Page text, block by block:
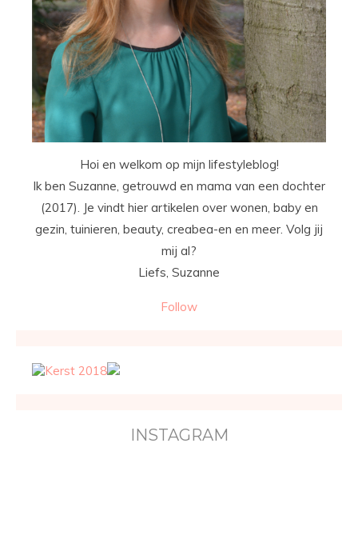
Hoi en welkom op mijn lifestyleblog!
Ik ben Suzanne, getrouwd en mama van een dochter
(2017). Je vindt hier artikelen over wonen, baby en
gezin, tuinieren, beauty, creabea-en en meer. Volg jij
mij al?
Liefs, Suzanne
Follow
INSTAGRAM